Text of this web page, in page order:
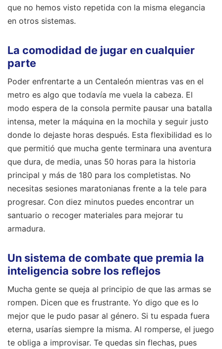
que no hemos visto repetida con la misma elegancia
en otros sistemas.
La comodidad de jugar en cualquier
parte
Poder enfrentarte a un Centaleón mientras vas en el
metro es algo que todavía me vuela la cabeza. El
modo espera de la consola permite pausar una batalla
intensa, meter la máquina en la mochila y seguir justo
donde lo dejaste horas después. Esta flexibilidad es lo
que permitió que mucha gente terminara una aventura
que dura, de media, unas 50 horas para la historia
principal y más de 180 para los completistas. No
necesitas sesiones maratonianas frente a la tele para
progresar. Con diez minutos puedes encontrar un
santuario o recoger materiales para mejorar tu
armadura.
Un sistema de combate que premia la
inteligencia sobre los reflejos
Mucha gente se queja al principio de que las armas se
rompen. Dicen que es frustrante. Yo digo que es lo
mejor que le pudo pasar al género. Si tu espada fuera
eterna, usarías siempre la misma. Al romperse, el juego
te obliga a improvisar. Te quedas sin flechas, pues